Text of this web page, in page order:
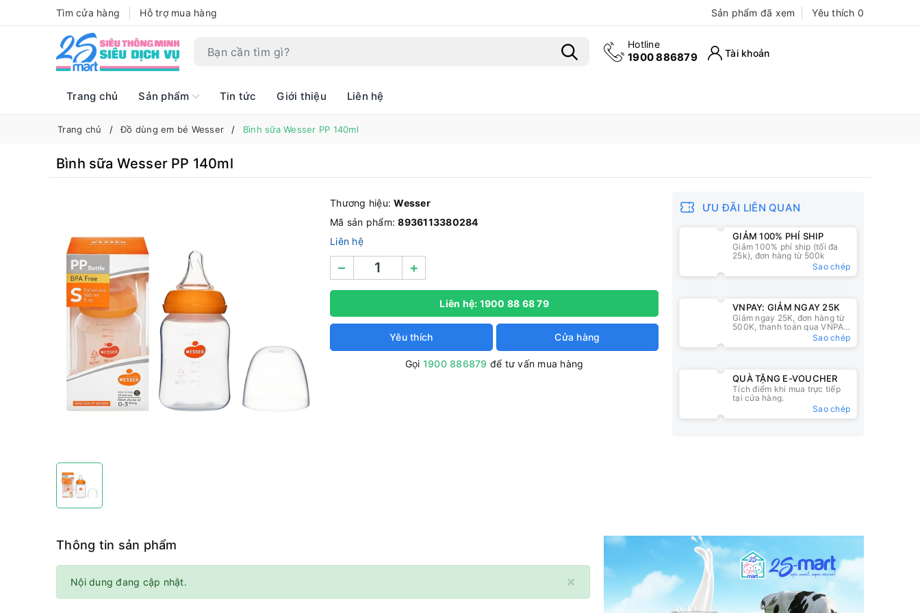
Tìm cửa hàng Hỗ trợ mua hàng Sản phẩm đã xem Yêu thích 0
Hotline
1900 886879 Tài khoản
Trang chủ Sản phẩm Tin tức Giới thiệu Liên hệ
Trang chủ Đồ dùng em bé Wesser Bình sữa Wesser PP 140ml
Bình sữa Wesser PP 140ml
Thương hiệu:Wesser
Mã sản phẩm:8936113380284
Liên hệ
– +
Liên hệ: 1900 88 68 79
Yêu thích Cửa hàng
Gọi 1900 886879 để tư vấn mua hàng
ƯU ĐÃI LIÊN QUAN
GIẢM 100% PHÍ SHIP
Giảm 100% phí ship (tối đa
25k), đơn hàng từ 500k
Sao chép
VNPAY: GIẢM NGAY 25K
Giảm ngay 25K, đơn hàng từ
500K, thanh toán qua VNPAY
Sao chép
QUÀ TẶNG E-VOUCHER
Tích điểm khi mua trực tiếp
tại cửa hàng.
Sao chép
Thông tin sản phẩm
×
Nội dung đang cập nhật.